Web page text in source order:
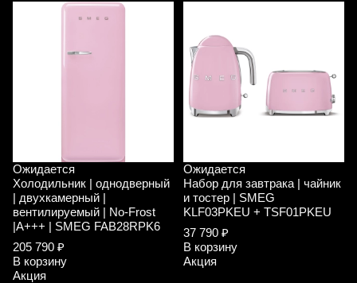
Ожидается
Холодильник | однодверный
| двухкамерный |
вентилируемый | No-Frost
|A+++ | SMEG FAB28RPK6
205 790 ₽
В корзину
Акция
Ожидается
Набор для завтрака | чайник
и тостер | SMEG
KLF03PKEU + TSF01PKEU
37 790 ₽
В корзину
Акция